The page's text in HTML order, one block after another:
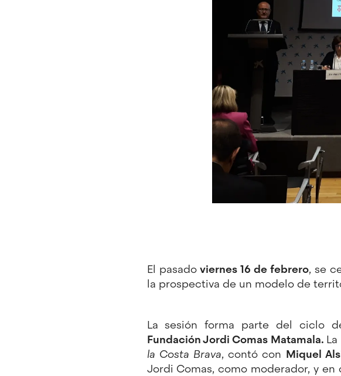
El pasadoviernes 16 de febrero, se
la prospectiva de un modelo de
La sesión forma parte del ciclo
Fundación Jordi Comas Matamala.
la Costa Brava, contó con Miquel
Jordi Comas, como moderador, y